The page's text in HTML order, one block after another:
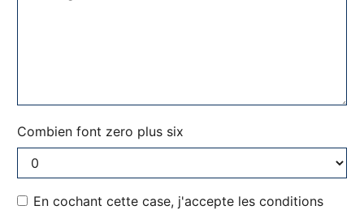
Combien font zero plus six
En cochant cette case, j'accepte les conditions